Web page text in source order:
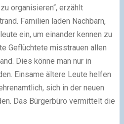
organisieren“, erzählt
Familien laden Nachbarn,
ein, um einander kennen zu
Geflüchtete misstrauen allen
Dies könne man nur in
Einsame ältere Leute helfen
sich in der neuen
Das Bürgerbüro vermittelt die